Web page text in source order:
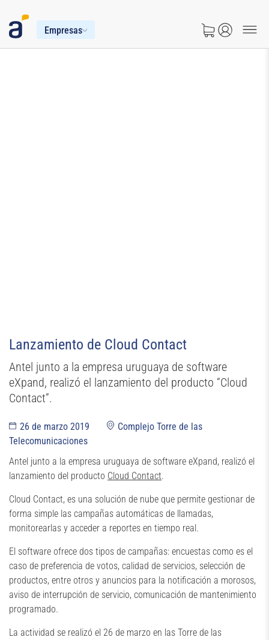
Empresas
Lanzamiento de Cloud Contact
Antel junto a la empresa uruguaya de software
eXpand, realizó el lanzamiento del producto “Cloud
Contact”.
26 de marzo 2019
Complejo Torre de las
Telecomunicaciones
Antel junto a la empresa uruguaya de software eXpand, realizó el
lanzamiento del producto Cloud Contact.
Cloud Contact, es una solución de nube que permite gestionar de
forma simple las campañas automáticas de llamadas,
monitorearlas y acceder a reportes en tiempo real.
El software ofrece dos tipos de campañas: encuestas como es el
caso de preferencia de votos, calidad de servicios, selección de
productos, entre otros y anuncios para la notificación a morosos,
aviso de interrupción de servicio, comunicación de mantenimiento
programado.
La actividad se realizó el 26 de marzo en las Torre de las